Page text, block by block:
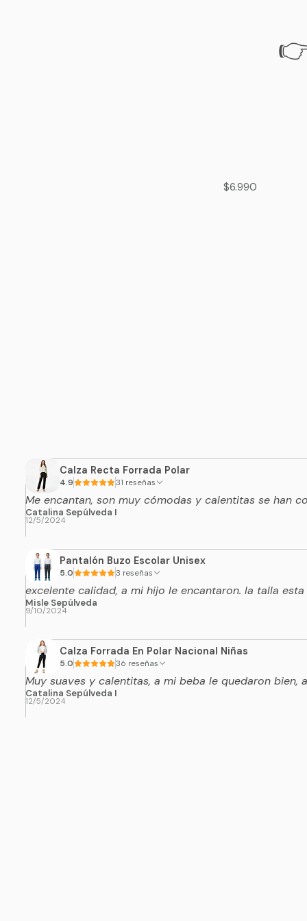
$6.990
Calza Recta Forrada Polar
4.9 31 reseñas
Me encantan, son muy cómodas y calentitas se han
Catalina Sepúlveda I
12/5/2024
Pantalón Buzo Escolar Unisex
5.0 3 reseñas
excelente calidad, a mi hijo le encantaron. la talla
Misle Sepúlveda
9/10/2024
Calza Forrada En Polar Nacional Niñas
5.0 36 reseñas
Muy suaves y calentitas, a mi beba le quedaron bien,
Catalina Sepúlveda I
12/5/2024